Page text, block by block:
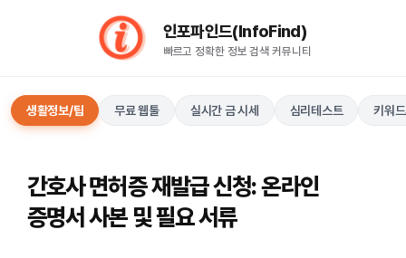
인포파인드(InfoFind)​​​​
빠르고 정확한 정보 검색 커뮤니티
생활정보/팁 무료 웹툴 실시간 금 시세 심리테스트 키워
간호사 면허증 재발급 신청: 온라인
증명서 사본 및 필요 서류